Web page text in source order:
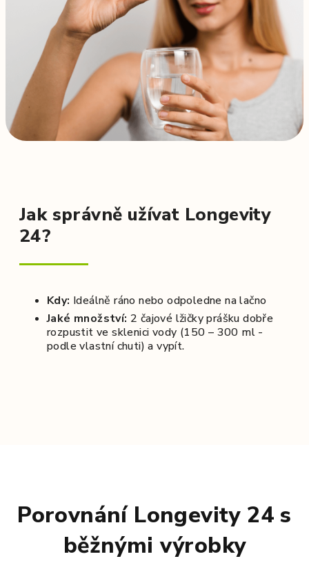
Jak správně užívat Longevity
24?
Kdy: Ideálně ráno nebo odpoledne na lačno
Jaké množství: 2 čajové lžičky prášku dobře
rozpustit ve sklenici vody (150 – 300 ml -
podle vlastní chuti) a vypít.
Porovnání Longevity 24 s
běžnými výrobky